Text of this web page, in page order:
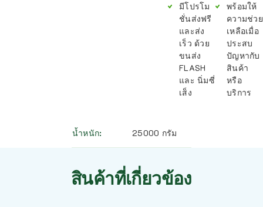
มีโปรโม
ชั่นส่งฟรี
และส่ง
เร็ว ด้วย
ขนส่ง
FLASH
และ นิ่มซี่
เส็ง
พร้อมให้
ความช่วย
เหลือเมื่อ
ประสบ
ปัญหากับ
สินค้า
หรือ
บริการ
น้ำหนัก 25000 กรัม
สินค้าที่เกี่ยวข้อง